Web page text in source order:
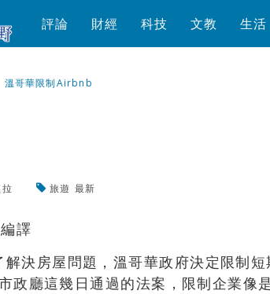
評論 財經 科技 文教 生活
溫哥華限制Airbnb
旅遊 最新
譯
決房屋問題，溫哥華政府決定限制
政廳這幾日通過的法案，限制企業像